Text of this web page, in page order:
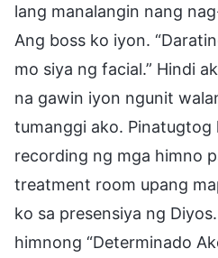
lang manalangin nang
Ang boss ko iyon.
mo siya ng facial.” Hindi
na gawin iyon ngunit
tumanggi ako. Pinatugtog
recording ng mga himno
treatment room upang
ko sa presensiya ng
himnong “Determinado